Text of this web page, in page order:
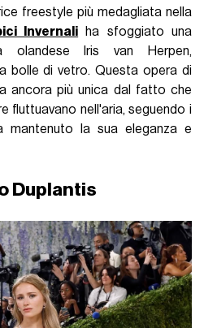
freestyle più medagliata nella
Invernali ha sfoggiato una
olandese Iris van Herpen,
bolle di vetro. Questa opera di
ancora più unica dal fatto che
fluttuavano nell'aria, seguendo i
mantenuto la sua eleganza e
Duplantis